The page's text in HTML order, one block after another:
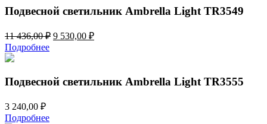
390,00 ₽.
Подвесной светильник Ambrella Light TR3549
11 436,00₽ Первоначальная
436,00 ₽.
9 530,00 ₽Текущая
Подробнее
Подвесной светильник Ambrella Light TR3555
3 240,00 ₽
Подробнее